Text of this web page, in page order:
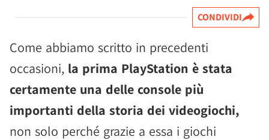
CONDIVIDI
Come abbiamo scritto in precedenti
occasioni, la prima PlayStation è stata
certamente una delle console più
importanti della storia dei videogiochi,
non solo perché grazie a essa i giochi